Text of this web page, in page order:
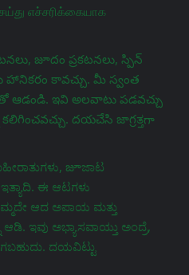
எச்சரிக்கையாக
జూదం ప్రకటనలు, స్పిన్
కావచ్చు. మీ స్వంత
ఇవి అలవాటు పడవచ్చు
దయచేసి జాగ్రತ್ತగా
జూಜಾಟ
ಈ ಆಟಗಳು
ಆದ ಅಪಾಯ ಮತ್ತು
ಇವು ಅಭ್ಯಾಸವಾಯ್ತು ಅಂದ್ರೆ,
ದಯವಿಟ್ಟು